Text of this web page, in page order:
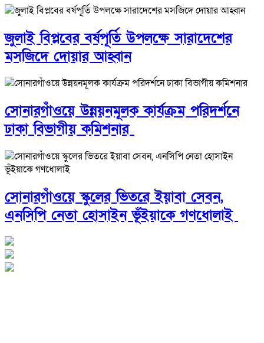
জুলাই বিপ্লবের বর্ষপূর্তি উপলক্ষে সারাদেশের
মসজিদে দোয়ার আহ্বান
সোনারগাঁওয়ে উন্নয়নমূলক কার্যক্রম পরিদর্শনে
ঢাকা বিভাগীয় কমিশনার
সোনারগাঁওয়ে স্কুলের ভিতরে ইয়াবা সেবন,
এনসিপি নেতা হোসাইন ভূঁইয়াকে গণধোলাই